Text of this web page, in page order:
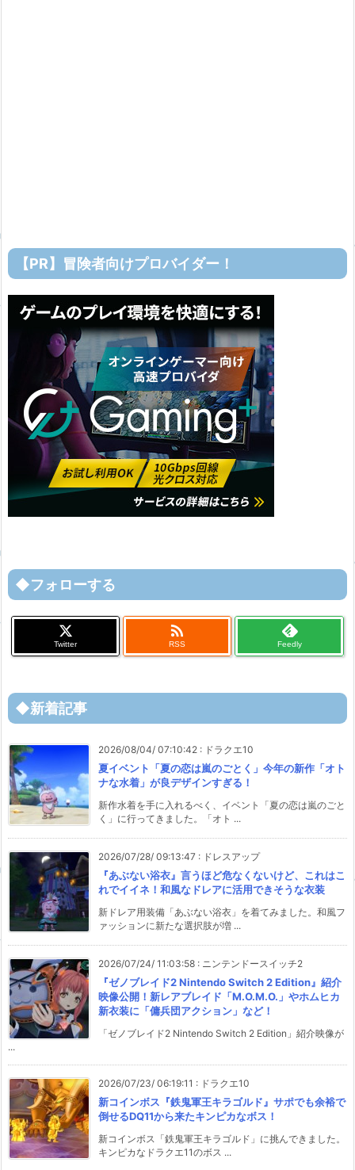
【PR】冒険者向けプロバイダー！
◆フォローする
Twitter

RSS Feedly
◆新着記事
2026/08/04/ 07:10:42 : ドラクエ10
夏イベント「夏の恋は嵐のごとく」今年の新作「オト
ナな水着」が良デザインすぎる！
新作水着を手に入れるべく、イベント「夏の恋は嵐のごと
く」に行ってきました。「オト ...
2026/07/28/ 09:13:47 : ドレスアップ
『あぶない浴衣』言うほど危なくないけど、これはこ
れでイイネ！和風なドレアに活用できそうな衣装
新ドレア用装備「あぶない浴衣」を着てみました。和風フ
ァッションに新たな選択肢が増 ...
2026/07/24/ 11:03:58 : ニンテンドースイッチ2
『ゼノブレイド2 Nintendo Switch 2 Edition』紹介
映像公開！新レアブレイド「M.O.M.O.」やホムヒカ
新衣装に「傭兵団アクション」など！
「ゼノブレイド2 Nintendo Switch 2 Edition」紹介映像が
...
2026/07/23/ 06:19:11 : ドラクエ10
新コインボス『鉄鬼軍王キラゴルド』サポでも余裕で
倒せるDQ11から来たキンピカなボス！
新コインボス「鉄鬼軍王キラゴルド」に挑んできました。
キンピカなドラクエ11のボス ...